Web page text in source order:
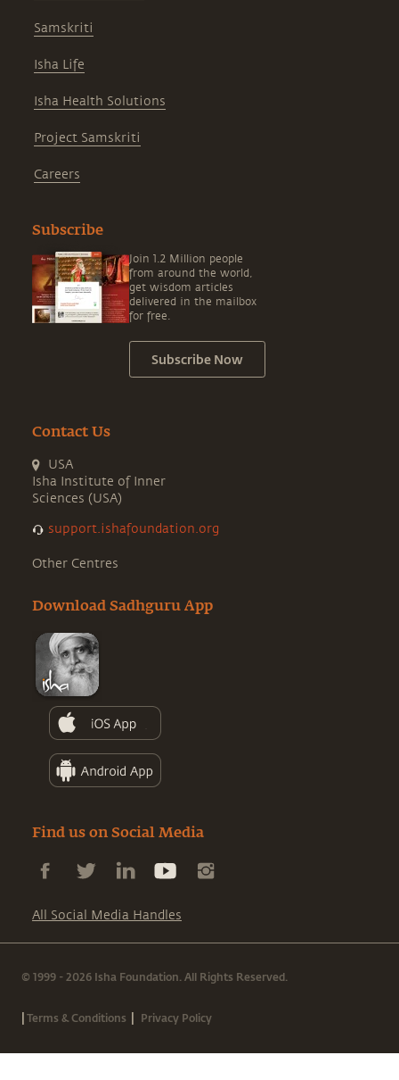
Samskriti
Isha Life
Isha Health Solutions
Project Samskriti
Careers
Subscribe
Join 1.2 Million people
from around the world,
get wisdom articles
delivered in the mailbox
for free.
Subscribe Now
Contact Us
USA
Isha Institute of Inner
Sciences (USA)
support.ishafoundation.org
Other Centres
Download Sadhguru App
Find us on Social Media
All Social Media Handles
© 1999 - 2026 Isha Foundation. All Rights Reserved.
|Terms & Conditions | Privacy Policy